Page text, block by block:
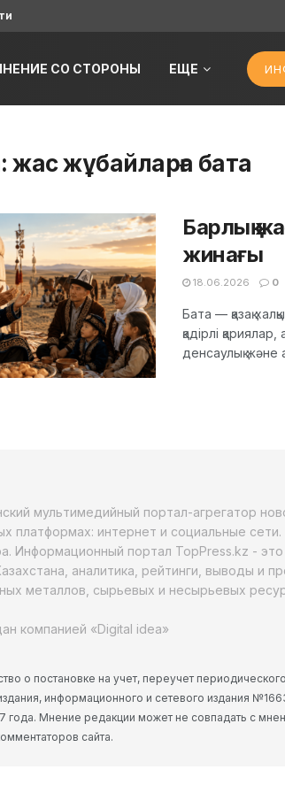
СО СТОРОНЫ ЕЩЕ
жас жұбайларға бата
Барлық
жинағы
18.06.2026 0
Бата — қазақ
қадірлі
денсаулық және
мультимедийный портал-агрегатор
платформах: интернет и социальные
Информационный портал TopPress.kz -
аналитика, рейтинги, выводы и
металлов, сырьевых и несырьевых
компанией «Digital idea»
о постановке на учет, переучет периодического
информационного и сетевого издания
года. Мнение редакции может не совпадать с
сайта.